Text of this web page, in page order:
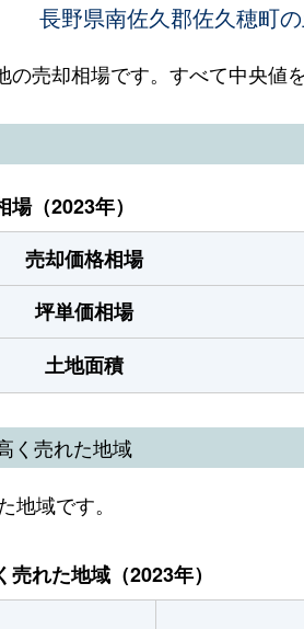
長野県南佐久郡佐久穂町
売却相場です。すべて中央値
（2023年）
売却価格相場
坪単価相場
土地面積
く売れた地域
域です。
れた地域（2023年）